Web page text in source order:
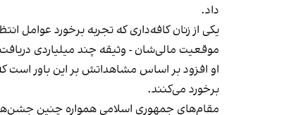
داد.
یکی از زنان کافه‌داری که تجربه برخورد عوامل
موقعیت مالی‌شان - وثیقه چند میلیاردی دریافت
او افزود بر اساس مشاهداتش بر این باور
برخورد می‌کنند.
مقام‌های جمهوری اسلامی همواره چنین